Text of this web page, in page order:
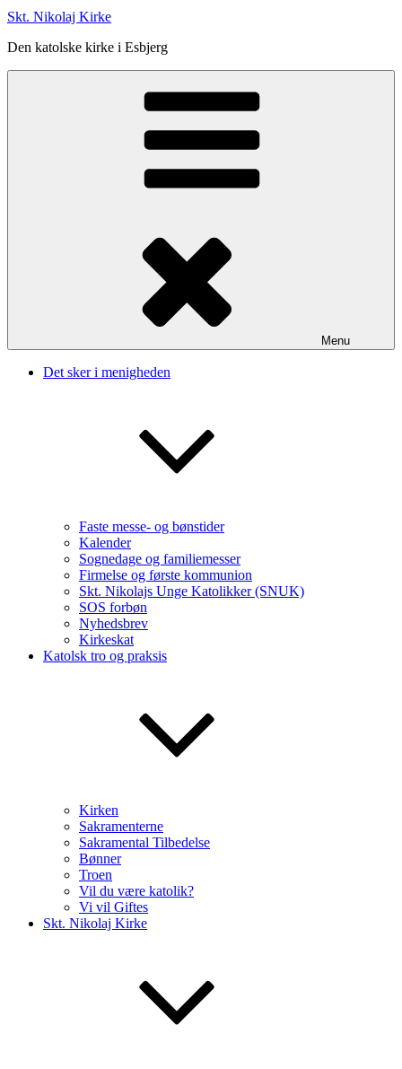
Skt. Nikolaj Kirke
Den katolske kirke i Esbjerg
Menu
Det sker i menigheden
Faste messe- og bønstider
Kalender
Sognedage og familiemesser
Firmelse og første kommunion
Skt. Nikolajs Unge Katolikker (SNUK)
SOS forbøn
Nyhedsbrev
Kirkeskat
Katolsk tro og praksis
Kirken
Sakramenterne
Sakramental Tilbedelse
Bønner
Troen
Vil du være katolik?
Vi vil Giftes
Skt. Nikolaj Kirke